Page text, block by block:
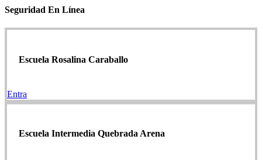
Seguridad En Línea
Escuela Rosalina Caraballo
Entra
Escuela Intermedia Quebrada Arena